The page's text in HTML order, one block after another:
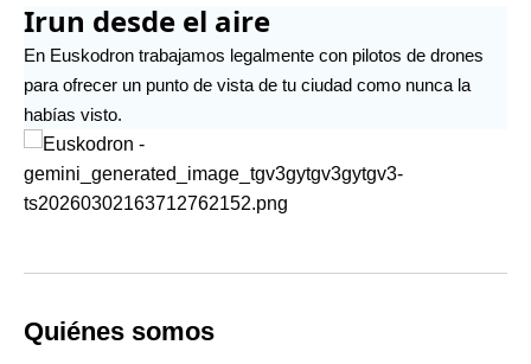
Irun desde el aire
En Euskodron trabajamos legalmente con pilotos de drones
para ofrecer un punto de vista de tu ciudad como nunca la
habías visto.
Quiénes somos